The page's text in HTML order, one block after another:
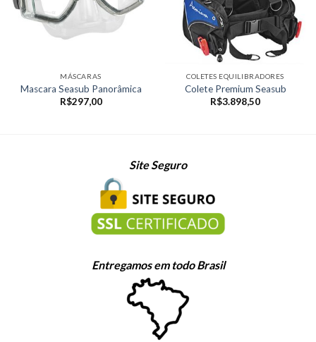
MÁSCARAS
Mascara Seasub Panorâmica
R$297,00
COLETES EQUILIBRADORES
Colete Premium Seasub
R$3.898,50
Site Seguro
Entregamos em todo Brasil